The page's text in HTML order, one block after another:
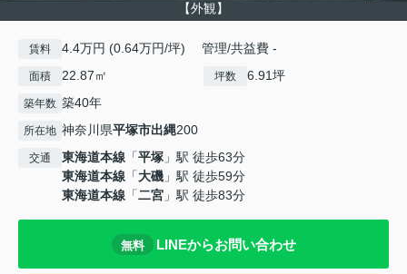
【外観】
賃料 4.4万円 (0.64万円/坪) 管理/共益費 -
面積 22.87㎡ 坪数 6.91坪
築年数 築40年
所在地 神奈川県平塚市出縄200
交通 東海道本線 「平塚 」駅 徒歩63分
東海道本線 「大磯 」駅 徒歩59分
東海道本線 「二宮 」駅 徒歩83分
無料 LINEからお問い合わせ